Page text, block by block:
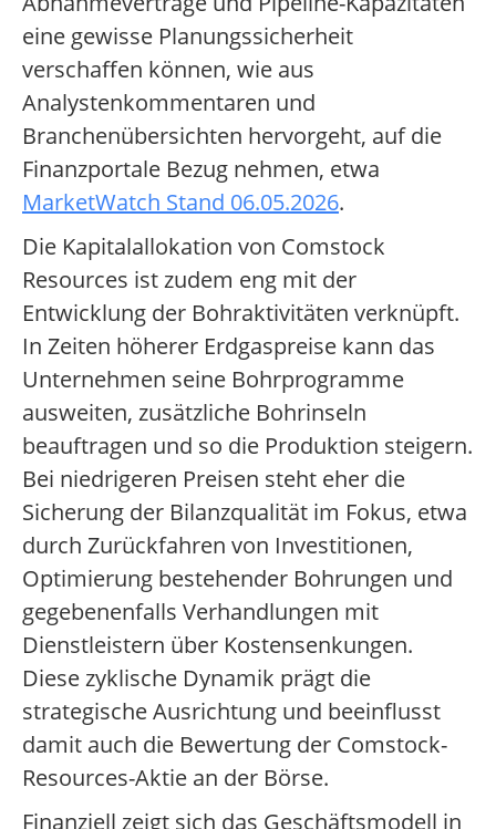
eine gewisse Planungssicherheit
verschaffen können, wie aus
Analystenkommentaren und
Branchenübersichten hervorgeht, auf die
Finanzportale Bezug nehmen, etwa
MarketWatch Stand 06.05.2026.
Die Kapitalallokation von Comstock
Resources ist zudem eng mit der
Entwicklung der Bohraktivitäten verknüpft.
In Zeiten höherer Erdgaspreise kann das
Unternehmen seine Bohrprogramme
ausweiten, zusätzliche Bohrinseln
beauftragen und so die Produktion steigern.
Bei niedrigeren Preisen steht eher die
Sicherung der Bilanzqualität im Fokus, etwa
durch Zurückfahren von Investitionen,
Optimierung bestehender Bohrungen und
gegebenenfalls Verhandlungen mit
Dienstleistern über Kostensenkungen.
Diese zyklische Dynamik prägt die
strategische Ausrichtung und beeinflusst
damit auch die Bewertung der Comstock-
Resources-Aktie an der Börse.
Finanziell zeigt sich das Geschäftsmodell in